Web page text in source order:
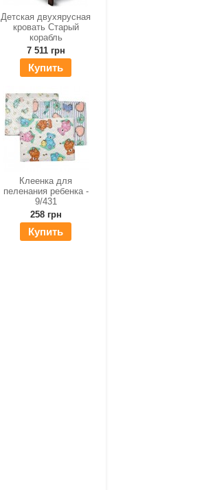
Детская двухярусная
кровать Старый
корабль
7 511 грн
Купить
Клеенка для
пеленания ребенка -
9/431
258 грн
Купить